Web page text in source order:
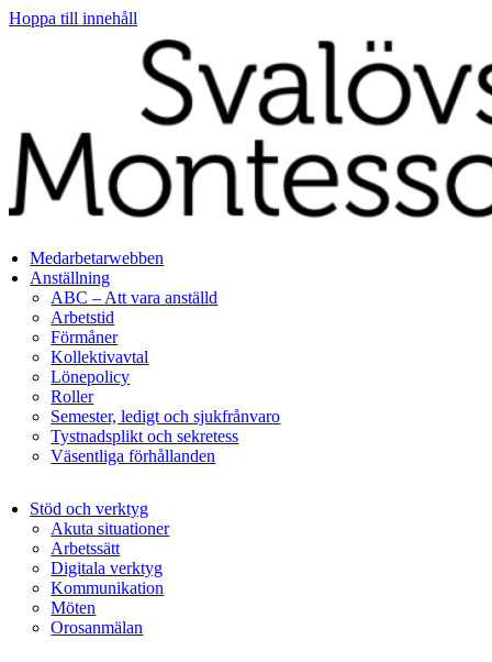
Hoppa till innehåll
Medarbetarwebben
Anställning
ABC – Att vara anställd
Arbetstid
Förmåner
Kollektivavtal
Lönepolicy
Roller
Semester, ledigt och sjukfrånvaro
Tystnadsplikt och sekretess
Väsentliga förhållanden
Stöd och verktyg
Akuta situationer
Arbetssätt
Digitala verktyg
Kommunikation
Möten
Orosanmälan